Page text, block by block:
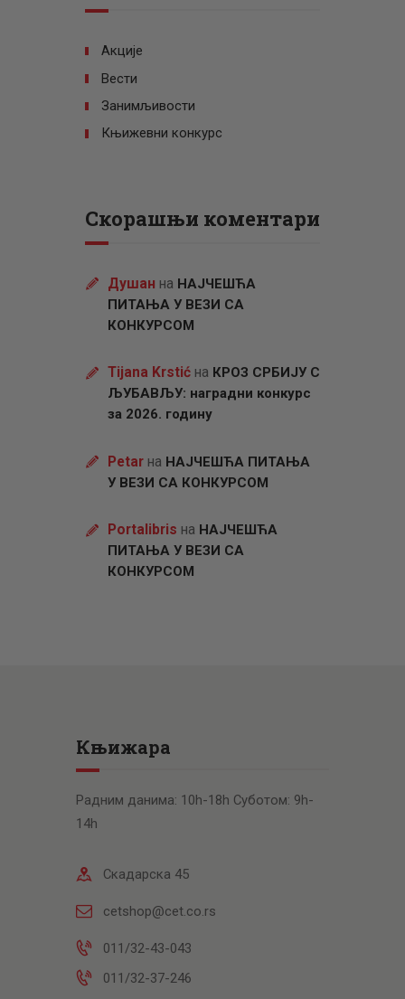
Акције
Вести
Занимљивости
Књижевни конкурс
Скорашњи коментари
Душан на НАЈЧЕШЋА
ПИТАЊА У ВЕЗИ СА
КОНКУРСОМ
Tijana Krstićна КРОЗ СРБИЈУ С
ЉУБАВЉУ: наградни конкурс
за 2026. годину
Petarна НАЈЧЕШЋА ПИТАЊА
У ВЕЗИ СА КОНКУРСОМ
Portalibris на НАЈЧЕШЋА
ПИТАЊА У ВЕЗИ СА
КОНКУРСОМ
Књижара
Радним данима: 10h-18h Суботом: 9h-
14h
Скадарска 45
cetshop@cet.co.rs
011/32-43-043
011/32-37-246